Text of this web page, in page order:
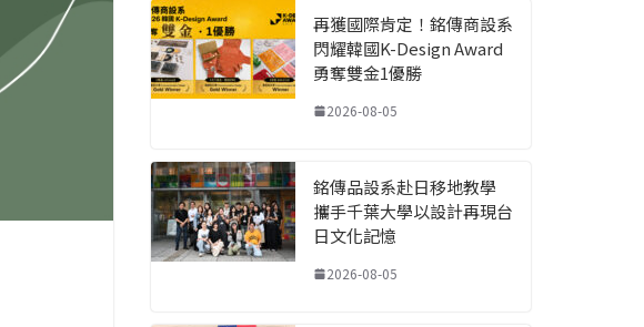
再獲國際肯定！銘傳商設系
閃耀韓國K-Design Award
勇奪雙金1優勝
2026-08-05
銘傳品設系赴日移地教學
攜手千葉大學以設計再現台
日文化記憶
2026-08-05